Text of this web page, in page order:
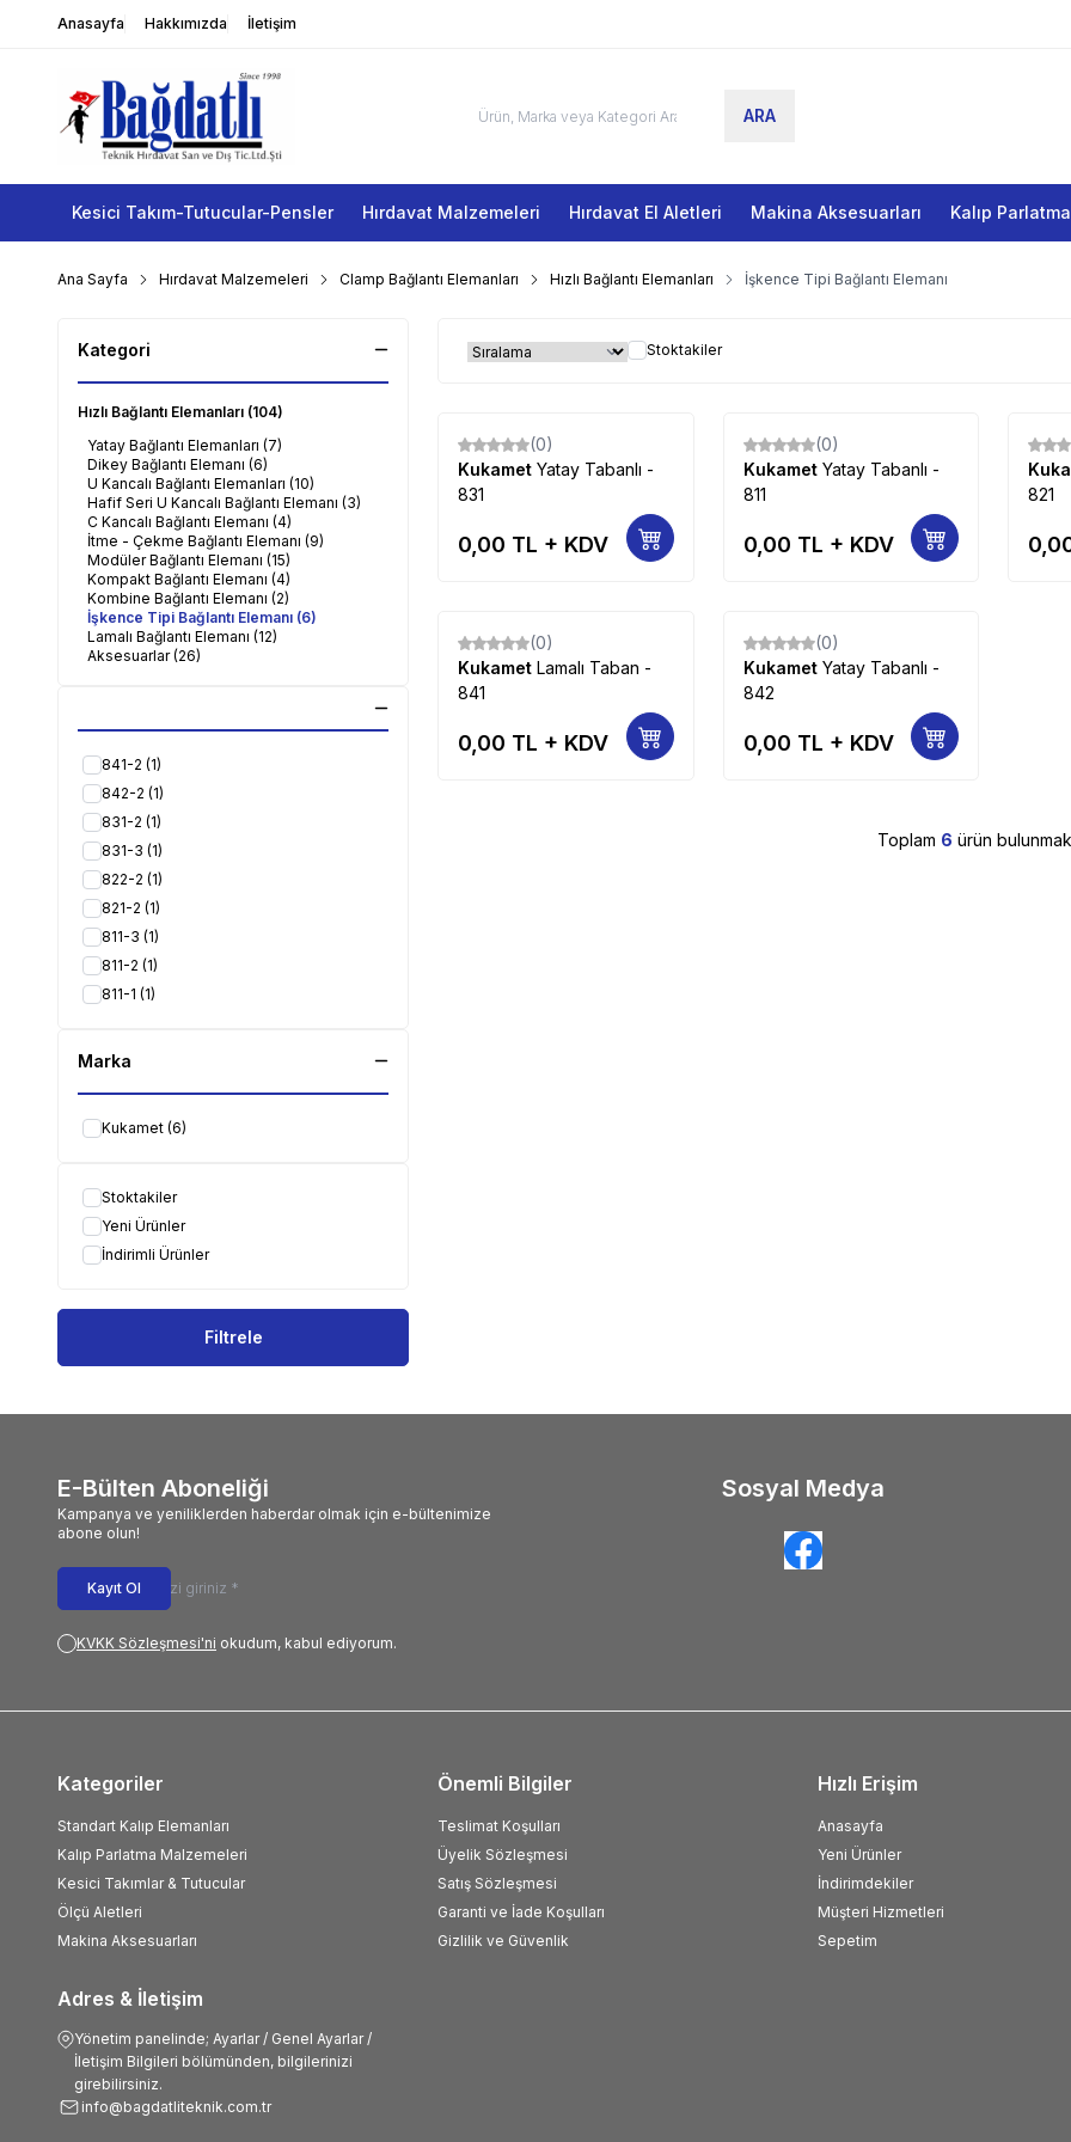
Anasayfa Hakkımızda İletişim
ARA
Kesici Takım-Tutucular-Pensler Hırdavat Malzemeleri Hırdavat El Aletleri Makina Aksesuarları Kalıp
Ana Sayfa Hırdavat Malzemeleri Clamp Bağlantı Elemanları Hızlı Bağlantı Elemanları İşkence Tipi Bağlantı Elemanı
Kategori
Hızlı Bağlantı Elemanları (104)
Yatay Bağlantı Elemanları (7)
Dikey Bağlantı Elemanı (6)
U Kancalı Bağlantı Elemanları (10)
Hafif Seri U Kancalı Bağlantı Elemanı (3)
C Kancalı Bağlantı Elemanı (4)
İtme - Çekme Bağlantı Elemanı (9)
Modüler Bağlantı Elemanı (15)
Kompakt Bağlantı Elemanı (4)
Kombine Bağlantı Elemanı (2)
İşkence Tipi Bağlantı Elemanı (6)
Lamalı Bağlantı Elemanı (12)
Aksesuarlar(26)
841-2 (1)
842-2 (1)
831-2 (1)
831-3 (1)
822-2 (1)
821-2 (1)
811-3 (1)
811-2 (1)
811-1 (1)
Marka
Kukamet (6)
Stoktakiler
Yeni Ürünler
İndirimli Ürünler
Filtrele
Stoktakiler
(0)
Kukamet Yatay Tabanlı -
831
0,00 TL + KDV
(0)
Kukamet Yatay Tabanlı -
811
0,00 TL + KDV
821
(0)
Kukamet Lamalı Taban -
841
0,00 TL + KDV
Yeni
(0)
Kukamet Yatay Tabanlı -
842
0,00 TL + KDV
Toplam 6 ürün
E-Bülten Aboneliği
Kampanya ve yeniliklerden haberdar olmak için e-bültenimize
abone olun!
Kayıt Ol
KVKK Sözleşmesi'ni okudum, kabul ediyorum.
Sosyal Medya
Adres & İletişim
Yönetim panelinde; Ayarlar / Genel Ayarlar /
İletişim Bilgileri bölümünden, bilgilerinizi
girebilirsiniz.
info@bagdatliteknik.com.tr
Kategoriler
Standart Kalıp Elemanları
Kalıp Parlatma Malzemeleri
Kesici Takımlar & Tutucular
Ölçü Aletleri
Makina Aksesuarları
Önemli Bilgiler
Teslimat Koşulları
Üyelik Sözleşmesi
Satış Sözleşmesi
Garanti ve İade Koşulları
Gizlilik ve Güvenlik
Hızlı Erişim
Anasayfa
Yeni Ürünler
İndirimdekiler
Müşteri Hizmetleri
Sepetim